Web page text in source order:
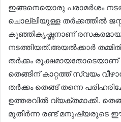
ഇങ്ങനെയൊരു പരാമർശം
ചൊല്ലിയുള്ള തർക്കത്തിൽ
കുഞ്ഞികൃഷ്ണനാണ് രസകരമായ
നടത്തിയത്.അയൽക്കാർ
തർക്കം
തെങ്ങിന് കാറ്റത്ത് സ്വയം
തർക്കം തെങ്ങ് തന്നെ
ഉത്തരവിൽ വ്യക്തമാക്കി.
മുതിർന്ന രണ്ട് മനുഷ്യരുടെ